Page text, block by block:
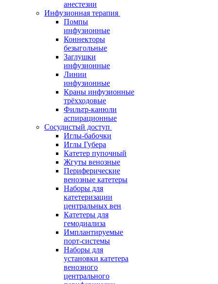
анестезии
Инфузионная терапия
Помпы
инфузионные
Коннекторы
безыгольные
Заглушки
инфузионные
Линии
инфузионные
Краны инфузионные
трёхходовые
Фильтр-канюли
аспирационные
Сосудистый доступ
Иглы-бабочки
Иглы Губера
Катетер пупочный
Жгуты венозные
Периферические
венозные катетеры
Наборы для
катетеризации
центральных вен
Катетеры для
гемодиализа
Имплантируемые
порт‑системы
Наборы для
установки катетера
венозного
центрального